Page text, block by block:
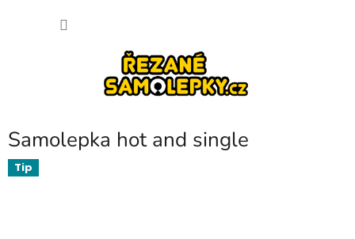
Samolepka hot and single
Tip